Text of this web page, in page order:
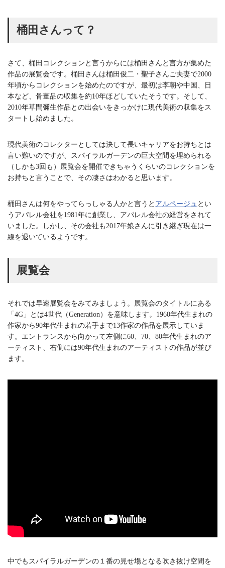
桶田さんって？
さて、桶田コレクションと言うからには桶田さんと言方が集めた
作品の展覧会です。桶田さんは桶田俊二・聖子さんご夫妻で2000
年頃からコレクションを始めたのですが、最初は李朝や中国、日
本など、骨董品の収集を約10年ほどしていたそうです。そして、
2010年草間彌生作品との出会いをきっかけに現代美術の収集をス
タートし始めました。
現代美術のコレクターとしては決して長いキャリアをお持ちとは
言い難いのですが、スパイラルガーデンの巨大空間を埋められる
（しかも3回も）展覧会を開催できちゃうくらいのコレクションを
お持ちと言うことで、その凄さはわかると思います。
桶田さんは何をやってらっしゃる人かと言うと アルページュ とい
うアパレル会社を1981年に創業し、アパレル会社の経営をされて
いました。しかし、その会社も2017年娘さんに引き継ぎ現在は一
線を退いているようです。
展覧会
それでは早速展覧会をみてみましょう。展覧会のタイトルにある
「4G」とは4世代（Generation）を意味します。1960年代生まれの
作家から90年代生まれの若手まで13作家の作品を展示していま
す。エントランスから向かって左側に60、70、80年代生まれのア
ーティスト、右側には90年代生まれのアーティストの作品が並び
ます。
中でもスパイラルガーデンの１番の見せ場となる吹き抜け空間を